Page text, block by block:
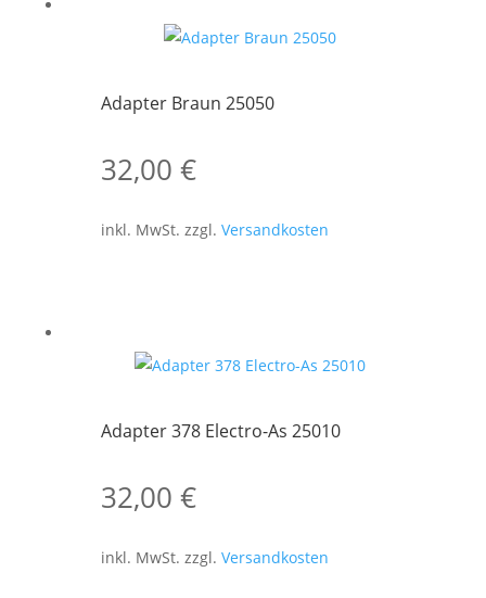
Adapter Braun 25050
32,00€
inkl. MwSt. zzgl.Versandkosten
Adapter 378 Electro-As 25010
32,00€
inkl. MwSt. zzgl.Versandkosten